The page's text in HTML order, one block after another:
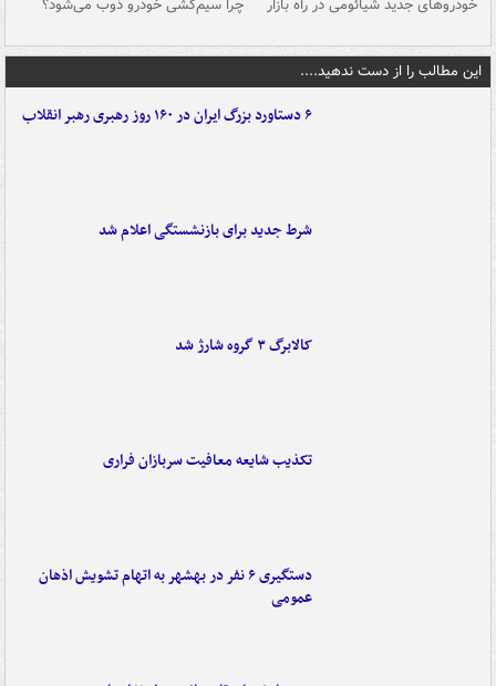
خودروهای جدید شیائومی در راه بازار چرا سیم‌کشی خودرو ذوب می‌شود؟
این مطالب را از دست ندهید....
۶ دستاورد بزرگ ایران در ۱۶۰ روز رهبری رهبر انقلاب
شرط جدید برای بازنشستگی اعلام شد
کالابرگ ۳ گروه شارژ شد
تکذیب شایعه معافیت سربازان فراری
دستگیری ۶ نفر در بهشهر به اتهام تشویش اذهان
عمومی